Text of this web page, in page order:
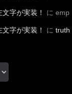
字が実装！ に emp
字が実装！ に truth